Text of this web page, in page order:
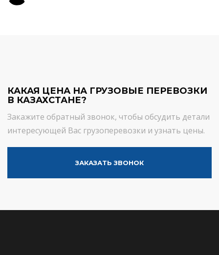
КАКАЯ ЦЕНА НА ГРУЗОВЫЕ ПЕРЕВОЗКИ
В КАЗАХСТАНЕ?
Закажите обратный звонок, чтобы обсудить детали
интересующей Вас грузоперевозки и узнать цены.
ЗАКАЗАТЬ ЗВОНОК